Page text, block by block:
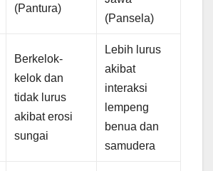
(Pantura)
(Pansela)
Berkelok-
kelok dan
tidak lurus
akibat erosi
sungai
Lebih lurus
akibat
interaksi
lempeng
benua dan
samudera